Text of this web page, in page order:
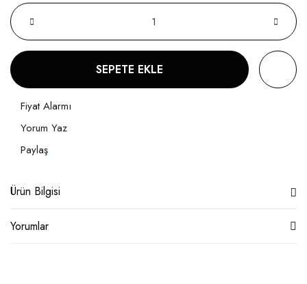
SEPETE EKLE
Fiyat Alarmı
Yorum Yaz
Paylaş
Ürün Bilgisi
Yorumlar